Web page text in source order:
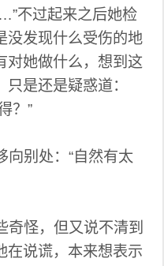
不过起来之后她检
没发现什么受伤的地
对她做什么，想到这
是还是疑惑道：
？”
别处：“自然有太
怪，但又说不清到
在说谎，本来想表示